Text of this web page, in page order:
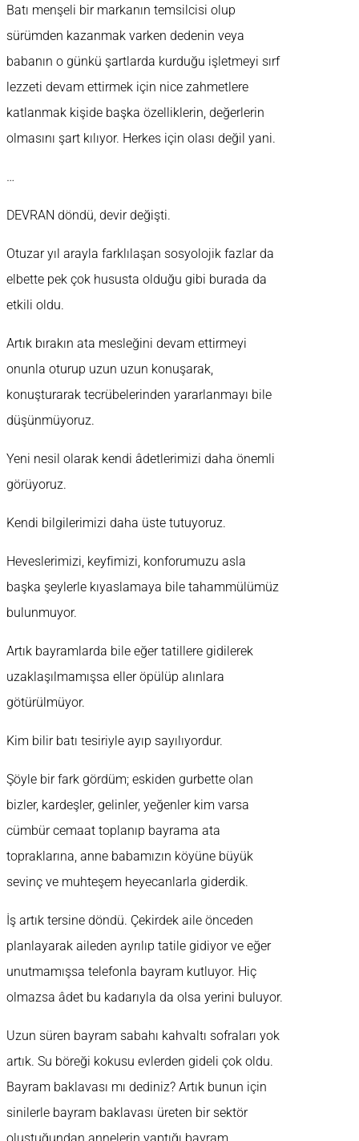
Batı menşeli bir markanın temsilcisi olup
sürümden kazanmak varken dedenin veya
babanın o günkü şartlarda kurduğu işletmeyi sırf
lezzeti devam ettirmek için nice zahmetlere
katlanmak kişide başka özelliklerin, değerlerin
olmasını şart kılıyor. Herkes için olası değil yani.
…
DEVRAN döndü, devir değişti.
Otuzar yıl arayla farklılaşan sosyolojik fazlar da
elbette pek çok hususta olduğu gibi burada da
etkili oldu.
Artık bırakın ata mesleğini devam ettirmeyi
onunla oturup uzun uzun konuşarak,
konuşturarak tecrübelerinden yararlanmayı bile
düşünmüyoruz.
Yeni nesil olarak kendi âdetlerimizi daha önemli
görüyoruz.
Kendi bilgilerimizi daha üste tutuyoruz.
Heveslerimizi, keyfimizi, konforumuzu asla
başka şeylerle kıyaslamaya bile tahammülümüz
bulunmuyor.
Artık bayramlarda bile eğer tatillere gidilerek
uzaklaşılmamışsa eller öpülüp alınlara
götürülmüyor.
Kim bilir batı tesiriyle ayıp sayılıyordur.
Şöyle bir fark gördüm; eskiden gurbette olan
bizler, kardeşler, gelinler, yeğenler kim varsa
cümbür cemaat toplanıp bayrama ata
topraklarına, anne babamızın köyüne büyük
sevinç ve muhteşem heyecanlarla giderdik.
İş artık tersine döndü. Çekirdek aile önceden
planlayarak aileden ayrılıp tatile gidiyor ve eğer
unutmamışsa telefonla bayram kutluyor. Hiç
olmazsa âdet bu kadarıyla da olsa yerini buluyor.
Uzun süren bayram sabahı kahvaltı sofraları yok
artık. Su böreği kokusu evlerden gideli çok oldu.
Bayram baklavası mı dediniz? Artık bunun için
sinilerle bayram baklavası üreten bir sektör